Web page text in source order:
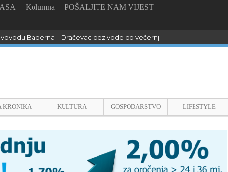
Kolumna
POŠALJITE NAM VIJEST
Baderna – Dračevac bez vode do večernjih sati !
KRONIKA KULTURA GOSPODARSTVO LIFESTYLE